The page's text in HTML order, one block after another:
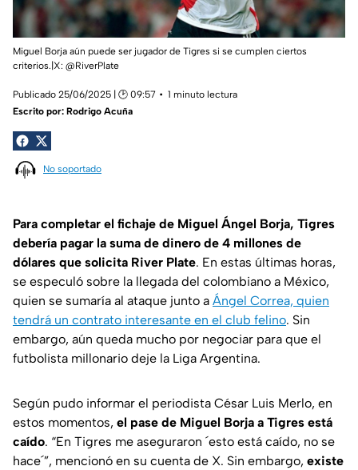
Miguel Borja aún puede ser jugador de Tigres si se cumplen ciertos
criterios.|X: @RiverPlate
Publicado 25/06/2025 | 🕑 09:57
1 minuto lectura
Escrito por: Rodrigo Acuña
No soportado
Para completar el fichaje de Miguel Ángel Borja, Tigres
debería pagar la suma de dinero de 4 millones de
dólares que solicita River Plate. En estas últimas horas,
se especuló sobre la llegada del colombiano a México,
quien se sumaría al ataque junto a Ángel Correa, quien
tendrá un contrato interesante en el club felino. Sin
embargo, aún queda mucho por negociar para que el
futbolista millonario deje la Liga Argentina.
Según pudo informar el periodista César Luis Merlo, en
estos momentos, el pase de Miguel Borja a Tigres está
caído. “En Tigres me aseguraron ´esto está caído, no se
hace´”, mencionó en su cuenta de X. Sin embargo, existe